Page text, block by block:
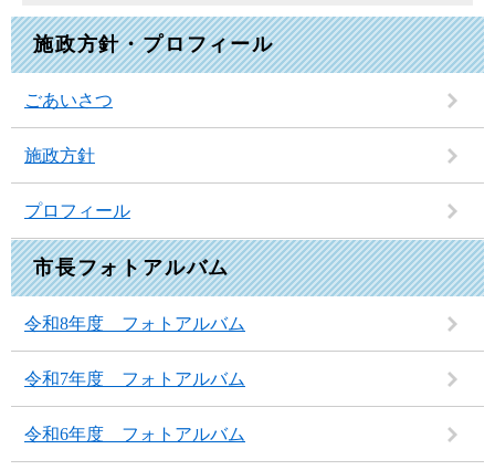
施政方針・プロフィール
ごあいさつ
施政方針
プロフィール
市長フォトアルバム
令和8年度 フォトアルバム
令和7年度 フォトアルバム
令和6年度 フォトアルバム